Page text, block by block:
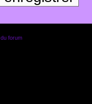
forum